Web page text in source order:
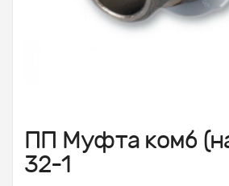
ПП Муфта комб
32-1